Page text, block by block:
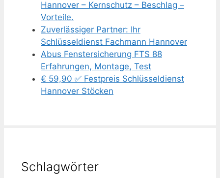
Hannover – Kernschutz – Beschlag –
Vorteile.
Zuverlässiger Partner: Ihr
Schlüsseldienst Fachmann Hannover
Abus Fenstersicherung FTS 88
Erfahrungen, Montage, Test
€ 59,90 ✅ Festpreis Schlüsseldienst
Hannover Stöcken
Schlagwörter